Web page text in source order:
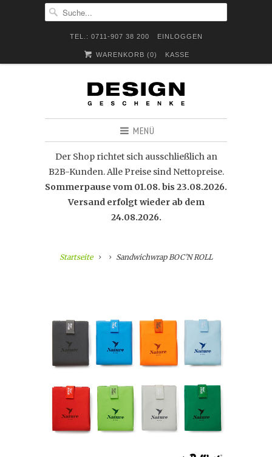
TEL.: 0711-907 38 200 EINLOGGEN
WARENKORB (0) KASSE
MENÜ
Der Shop richtet sich ausschließlich an
B2B-Kunden. Alle Preise sind Nettopreise.
Sommerpause vom 01.08. bis 23.08.2026.
Versand erfolgt wieder ab dem
24.08.2026.
Startseite Sandwichwrap BOC’N ROLL